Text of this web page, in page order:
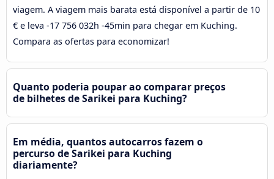
viagem. A viagem mais barata está disponível a partir de 10
€ e leva -17 756 032h -45min para chegar em Kuching.
Compara as ofertas para economizar!
Quanto poderia poupar ao comparar preços
de bilhetes de Sarikei para Kuching?
Em média, quantos autocarros fazem o
percurso de Sarikei para Kuching
diariamente?